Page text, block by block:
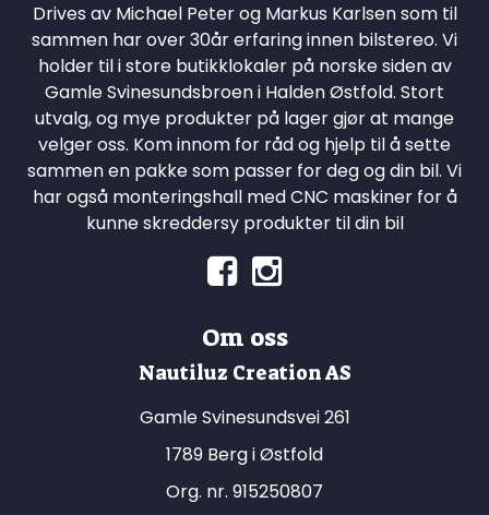
Drives av Michael Peter og Markus Karlsen som til
sammen har over 30år erfaring innen bilstereo. Vi
holder til i store butikklokaler på norske siden av
Gamle Svinesundsbroen i Halden Østfold. Stort
utvalg, og mye produkter på lager gjør at mange
velger oss. Kom innom for råd og hjelp til å sette
sammen en pakke som passer for deg og din bil. Vi
har også monteringshall med CNC maskiner for å
kunne skreddersy produkter til din bil
Om oss
Nautiluz Creation AS
Gamle Svinesundsvei 261
1789 Berg i Østfold
Org. nr. 915250807